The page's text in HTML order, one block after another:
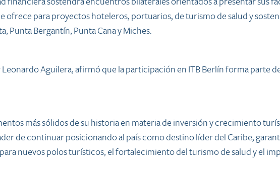
para proyectos hoteleros, portuarios, de turismo de salud y
Punta Bergantín, Punta Cana y Miches.
Aguilera, afirmó que la participación en ITB Berlín forma parte
más sólidos de su historia en materia de inversión y crecimiento
de continuar posicionando al país como destino líder del Caribe,
nuevos polos turísticos, el fortalecimiento del turismo de salud y el